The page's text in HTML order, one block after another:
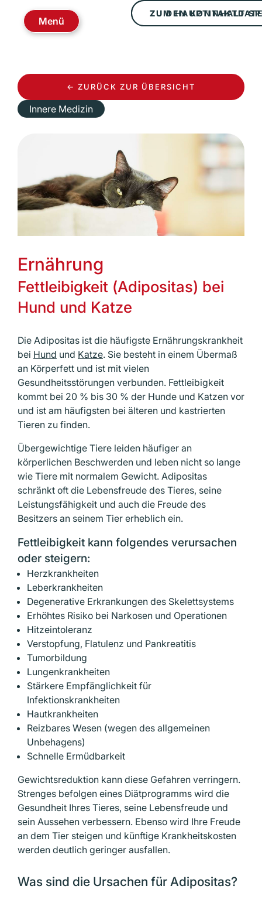
ZUM HAUPTINHALT
ZU DEN
Menü
Innere Medizin
← ZURÜCK ZUR ÜBERSICHT
Ernährung
Fettleibigkeit (Adipositas) bei
Hund und Katze
Die Adipositas ist die häufigste Ernährungs­krankheit
bei Hund und Katze. Sie besteht in einem Übermaß
an Körperfett und ist mit vielen
Gesundheitsstörungen verbunden. Fettleibigkeit
kommt bei 20 % bis 30 % der Hunde und Katzen vor
und ist am häufigsten bei älteren und kastrierten
Tieren zu finden.
Übergewichtige Tiere leiden häufiger an
körperlichen Beschwerden und leben nicht so lange
wie Tiere mit normalem Gewicht. Adipositas
schränkt oft die Lebensfreude des Tieres, seine
Leistungsfähigkeit und auch die Freude des
Besitzers an seinem Tier erheblich ein.
Fettleibigkeit kann folgendes verursachen
oder steigern:
Herzkrankheiten
Leberkrankheiten
Degenerative Erkrankungen des Skelettsystems
Erhöhtes Risiko bei Narkosen und Operationen
Hitzeintoleranz
Verstopfung, Flatulenz und Pankreatitis
Tumorbildung
Lungenkrankheiten
Stärkere Empfänglichkeit für
Infektionskrankheiten
Hautkrankheiten
Reizbares Wesen (wegen des allgemeinen
Unbehagens)
Schnelle Ermüdbarkeit
Gewichtsreduktion kann diese Gefahren verringern.
Strenges befolgen eines Diätprogramms wird die
Gesundheit Ihres Tieres, seine Lebensfreude und
sein Aussehen verbessern. Ebenso wird Ihre Freude
an dem Tier steigen und künftige Krankheitskosten
werden deutlich geringer ausfallen.
Was sind die Ursachen für Adipositas?